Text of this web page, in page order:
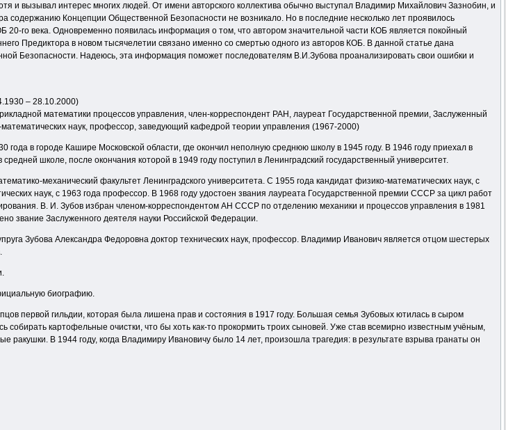
и вызывал интерес многих людей. От имени авторского коллектива обычно выступал Владимир Михайлович Зазнобин, и
содержанию Концепции Общественной Безопасности не возникало. Но в последние несколько лет проявилось
го века. Одновременно появилась информация о том, что автором значительной части КОБ является покойный
Предиктора в новом тысячелетии связано именно со смертью одного из авторов КОБ. В данной статье дана
Безопасности. Надеюсь, эта информация поможет последователям В.И.Зубова проанализировать свои ошибки и
– 28.10.2000)
математики процессов управления, член-корреспондент РАН, лауреат Государственной премии, Заслуженный
наук, профессор, заведующий кафедрой теории управления (1967-2000)
года в городе Кашире Московской области, где окончил неполную среднюю школу в 1945 году. В 1946 году приехал в
школе, после окончания которой в 1949 году поступил в Ленинградский государственный университет.
механический факультет Ленинградского университета. С 1955 года кандидат физико-математических наук, с
наук, с 1963 года профессор. В 1968 году удостоен звания лауреата Государственной премии СССР за цикл работ
В. И. Зубов избран членом-корреспондентом АН СССР по отделению механики и процессов управления в 1981
звание Заслуженного деятеля науки Российской Федерации.
Зубова Александра Федоровна доктор технических наук, профессор. Владимир Иванович является отцом шестерых
биографию.
первой гильдии, которая была лишена прав и состояния в 1917 году. Большая семья Зубовых ютилась в сыром
картофельные очистки, что бы хоть как-то прокормить троих сыновей. Уже став всемирно известным учёным,
ракушки. В 1944 году, когда Владимиру Ивановичу было 14 лет, произошла трагедия: в результате взрыва гранаты он